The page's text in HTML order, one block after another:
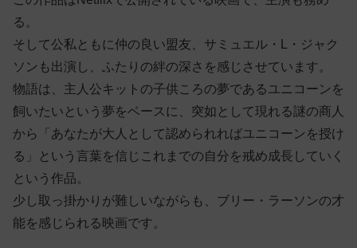
る。
そして公私ともに仲の良い盟友、サミュエル・L・ジャク
ソンも出演し、ふたりの絆の深さを感じさせています。
物語は、主人公キットの子供ころの夢であるユニコーンを
飼いたいという夢をベースに、突如として現れる謎の商人
から「あなたが大人として認められればユニコーンを授け
る」という言葉を信じこれまでの自分を戒め成長していく
という作品。
少し取っ掛かりが難しいながらも、ブリー・ラーソンの才
能を感じられる映画です。